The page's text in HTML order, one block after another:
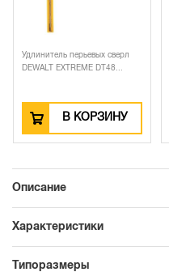
Удлинитель перьевых сверл
DEWALT EXTREME DT48...
В КОРЗИНУ
Описание
Характеристики
Типоразмеры